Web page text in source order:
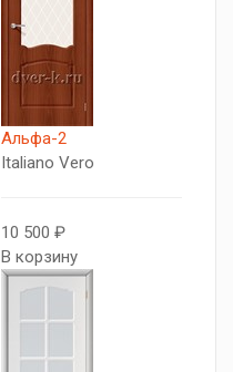
Альфа-2
Italiano Vero
10 500 ₽
В корзину